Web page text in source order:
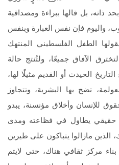
ذاته، بل قالها ببراءة ومصداقية
واليوم فإن نفس العبارة وبنفس
الطفل الفلسطيني المنتهك
الآفاق جميعًا، ولتُنتج حالة
الحيدث أو القديم مثيلًا لها،
تضج بها البشرية، وتتجاوز
للإنسان وأخلاق مؤنسنة، يبدو
يطاول في فظاعته ومدى
الذين مازالوا يتباكون على طيرين
مركز ثقافي هناك، حتى لايتم